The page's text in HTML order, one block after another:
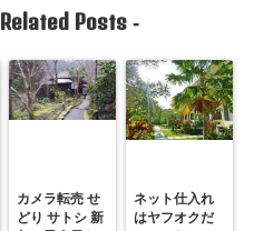
Related Posts-
カメラ転売 せ
どり サトシ 新
ネット仕入れ
はヤフオクだ